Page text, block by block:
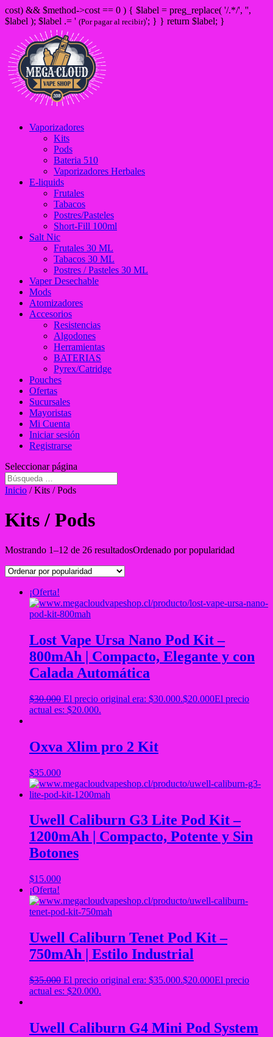
cost) && $method->cost == 0 ) { $label = preg_replace( '/.*/', '',
$label ); $label .= ' (Por pagar al recibir)'; } } return $label; }
Vaporizadores
Kits
Pods
Bateria 510
Vaporizadores Herbales
E-liquids
Frutales
Tabacos
Postres/Pasteles
Short-Fill 100ml
Salt Nic
Frutales 30 ML
Tabacos 30 ML
Postres / Pasteles 30 ML
Vaper Desechable
Mods
Atomizadores
Accesorios
Resistencias
Algodones
Herramientas
BATERIAS
Pyrex/Catridge
Pouches
Ofertas
Sucursales
Mayoristas
Mi Cuenta
Iniciar sesión
Registrarse
Seleccionar página
Inicio / Kits / Pods
Kits / Pods
Mostrando 1–12 de 26 resultadosOrdenado por popularidad
¡Oferta!
Lost Vape Ursa Nano Pod Kit –
800mAh | Compacto, Elegante y con
Calada Automática
$30.000 El precio original era: $30.000.$20.000El precio
actual es: $20.000.
Oxva Xlim pro 2 Kit
$35.000
Uwell Caliburn G3 Lite Pod Kit –
1200mAh | Compacto, Potente y Sin
Botones
$15.000
¡Oferta!
Uwell Caliburn Tenet Pod Kit –
750mAh | Estilo Industrial
$35.000 El precio original era: $35.000.$20.000El precio
actual es: $20.000.
Uwell Caliburn G4 Mini Pod System